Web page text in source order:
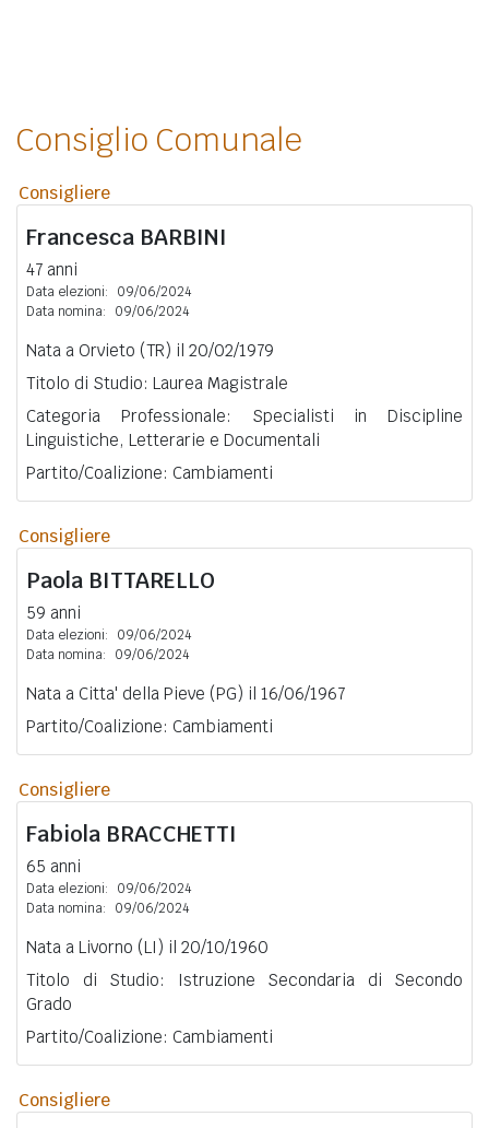
Consiglio Comunale
Consigliere
Francesca BARBINI
47 anni
Data elezioni:
09/06/2024
Data nomina:
09/06/2024
Nata a Orvieto (TR) il 20/02/1979
Titolo di Studio: Laurea Magistrale
Categoria Professionale: Specialisti in Discipline
Linguistiche, Letterarie e Documentali
Partito/Coalizione: Cambiamenti
Consigliere
Paola BITTARELLO
59 anni
Data elezioni:
09/06/2024
Data nomina:
09/06/2024
Nata a Citta' della Pieve (PG) il 16/06/1967
Partito/Coalizione: Cambiamenti
Consigliere
Fabiola BRACCHETTI
65 anni
Data elezioni:
09/06/2024
Data nomina:
09/06/2024
Nata a Livorno (LI) il 20/10/1960
Titolo di Studio: Istruzione Secondaria di Secondo
Grado
Partito/Coalizione: Cambiamenti
Consigliere